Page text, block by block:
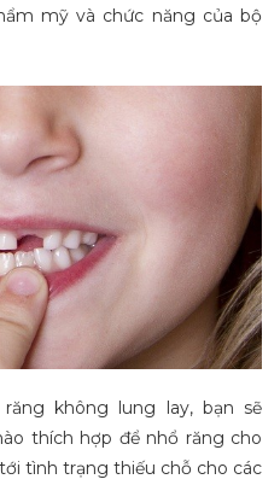
mỹ và chức năng của bộ
không lung lay, bạn sẽ
thích hợp để nhổ răng cho
tình trạng thiếu chỗ cho các